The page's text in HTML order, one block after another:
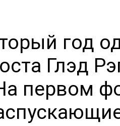
год
Глэд
первом